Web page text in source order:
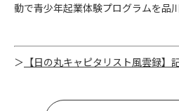
動で青少年起業体験プログラムを品
＞ 【日の丸キャピタリスト風雲録】